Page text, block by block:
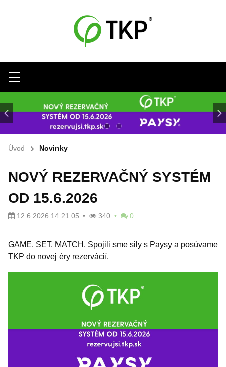
Menu
Úvod Novinky
NOVÝ REZERVAČNÝ SYSTÉM
OD 15.6.2026
12.6.2026 14:21:05 340 0
GAME. SET. MATCH. Spojili sme sily s Paysy a posúvame
TKP do novej éry rezervácií.